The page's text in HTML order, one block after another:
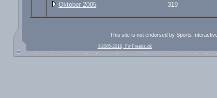
Oktober 2005
319
This site is not endorsed by Sports
©2005-2018, FmFreaks.dk